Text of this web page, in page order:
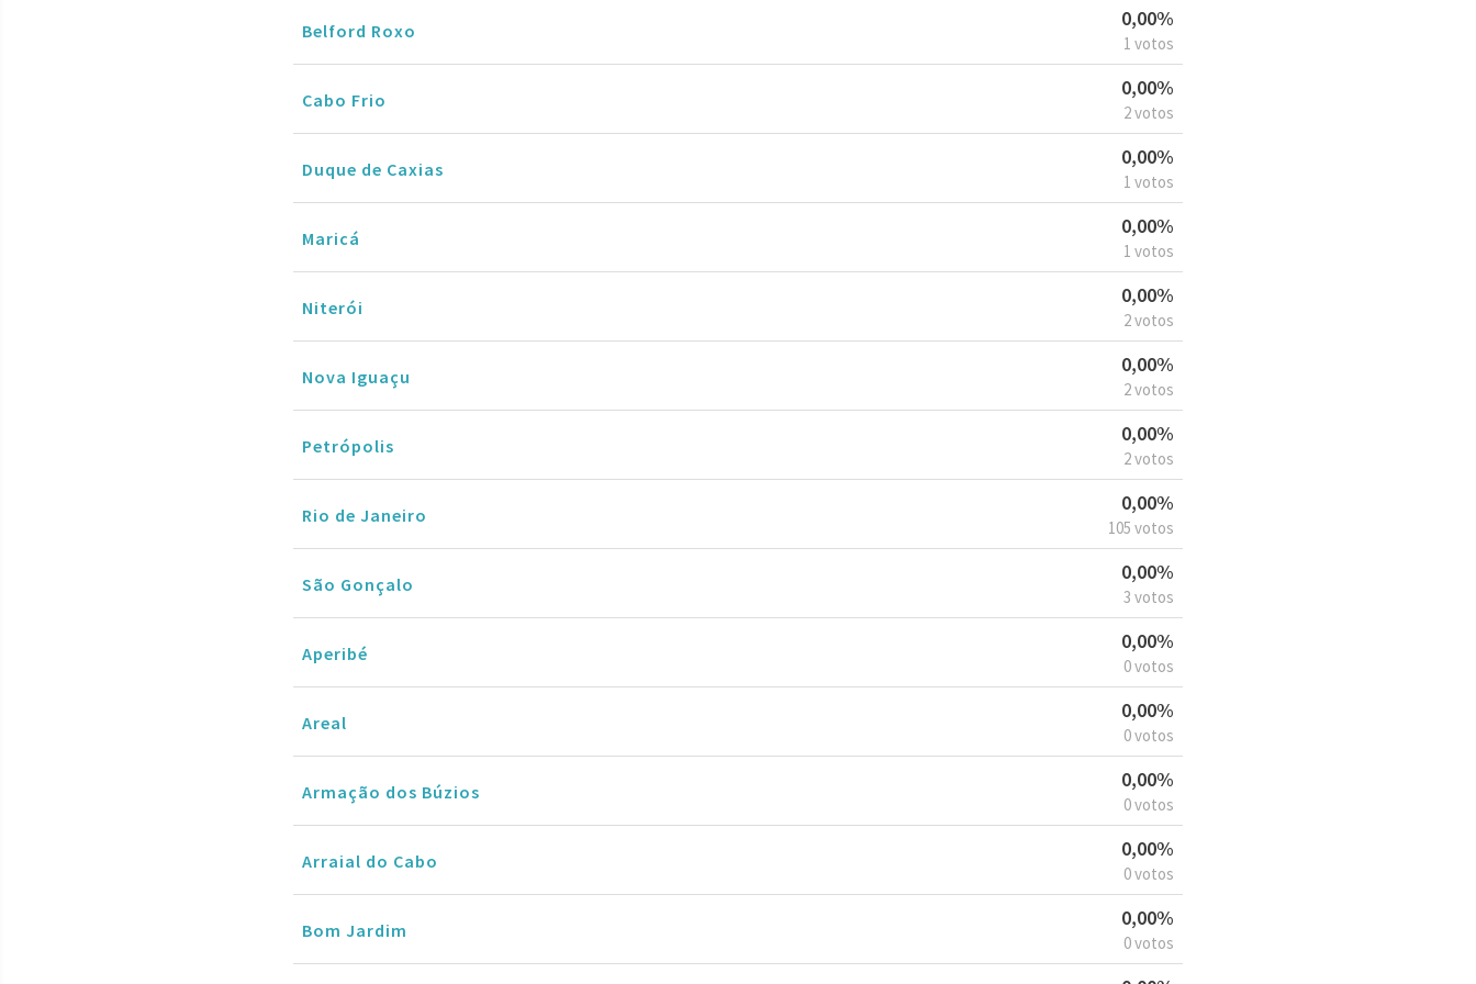
Belford Roxo
0,00%
1 votos
Cabo Frio
0,00%
2 votos
Duque de Caxias
0,00%
1 votos
Maricá
0,00%
1 votos
Niterói
0,00%
2 votos
Nova Iguaçu
0,00%
2 votos
Petrópolis
0,00%
2 votos
Rio de Janeiro
0,00%
105 votos
São Gonçalo
0,00%
3 votos
Aperibé
0,00%
0 votos
Areal
0,00%
0 votos
Armação dos Búzios
0,00%
0 votos
Arraial do Cabo
0,00%
0 votos
Bom Jardim
0,00%
0 votos